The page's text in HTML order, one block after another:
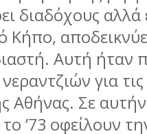
διαδόχους αλλά
Κήπο,
Αυτή ήταν
για
Αθήνας. Σε αυτήν
’73 οφείλουν